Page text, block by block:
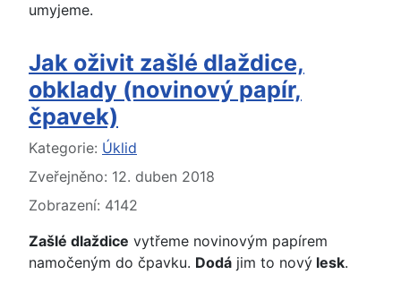
umyjeme.
Jak oživit zašlé dlaždice,
obklady (novinový papír,
čpavek)
Základní údaje
Kategorie: Úklid
Zveřejněno: 12. duben 2018
Zobrazení: 4142
Zašlé dlaždice vytřeme novinovým papírem
namočeným do čpavku. Dodá jim to nový lesk.